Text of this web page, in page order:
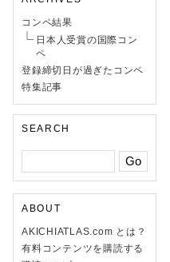
コンペ結果
日本人受賞の国際コン
ペ
登録締切日が過ぎたコンペ
特集記事
SEARCH
ABOUT
AKICHIATLAS.com とは？
有料コンテンツを購読する